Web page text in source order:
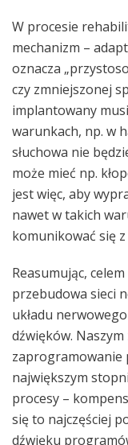
W procesie
mechanizm –
oznacza
czy zmniejszonej
implantowany
warunkach, np. w
słuchowa nie
może mieć np.
jest więc, aby
nawet w takich
komunikować się
Reasumując,
przebudowa sieci
układu
dźwięków.
zaprogramowanie
największym
procesy –
się to najczęściej
dźwięku